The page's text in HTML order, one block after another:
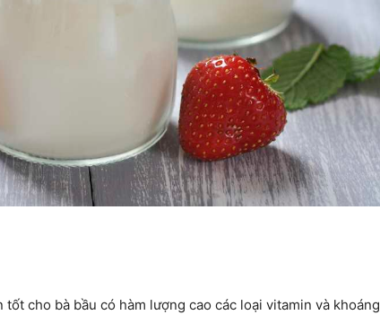
và
bé
cho bà bầu có hàm lượng cao các loại vitamin và khoáng